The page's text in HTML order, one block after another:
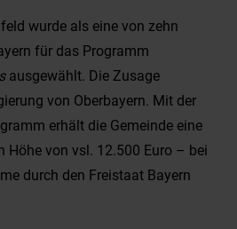
wurde als eine von zehn
für das Programm
ausgewählt. Die Zusage
von Oberbayern. Mit der
erhält die Gemeinde eine
Höhe von vsl. 12.500 Euro – bei
durch den Freistaat Bayern